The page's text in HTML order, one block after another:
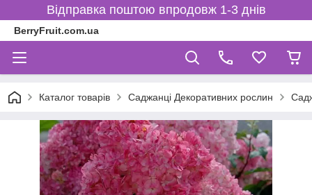
Відправка поштою впродовж 1-3 днів
BerryFruit.com.ua
Каталог товарів Саджанці Декоративних рослин